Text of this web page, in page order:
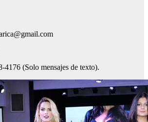
4176 (Solo mensajes de texto).